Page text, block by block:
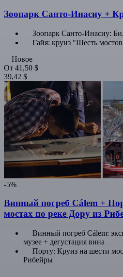
Зоопарк Санто-Инасиу +
Зоопарк Санто-Инасиу:
Гайя: круиз "Шесть
Новое
От 41,50 $
39,42 $
-5%
Винный погреб Cálem +
мостах по реке Дору из
Винный погреб Cálem:
музее + дегустация вина
Порту: Круиз на шести
Рибейры